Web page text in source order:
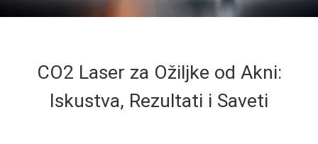
CO2 Laser za Ožiljke od Akni:
Iskustva, Rezultati i Saveti